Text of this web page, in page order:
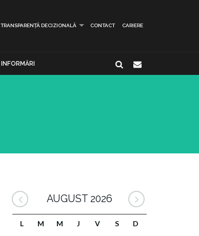
TRANSPARENȚĂ DECIZIONALĂ CONTACT CARIERE
INFORMĂRI
AUGUST 2026
L M M J V S D